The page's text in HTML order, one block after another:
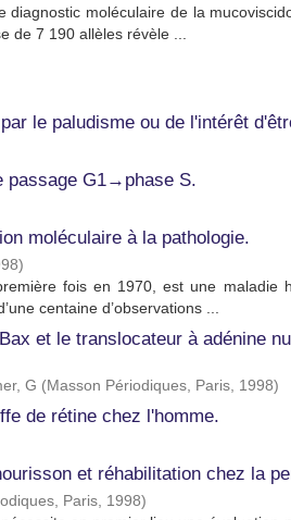
moléculaire de la
de 7 190 allèles révèle ...
le paludisme ou de l'intérêt
passage G1→phase S.
moléculaire à la pathologie.
)
fois en 1970, est une maladie
centaine d’observations ...
et le translocateur à adénine
G (Masson Périodiques, Paris, 1998)
de rétine chez l'homme.
et réhabilitation chez la
Paris, 1998)